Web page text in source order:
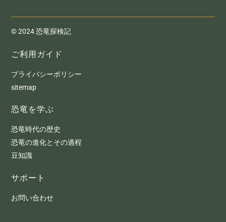
© 2024 恐竜探検記
ご利用ガイド
プライバシーポリシー
sitemap
恐竜を学ぶ
恐竜時代の歴史
恐竜の進化とその過程
豆知識
サポート
お問い合わせ